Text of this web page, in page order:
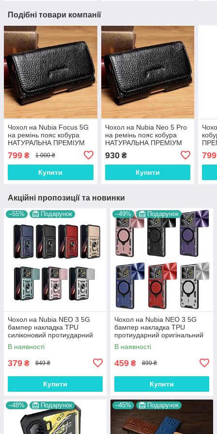
Подібні товари компанії
Чохол на Nubia Focus 5G
на ремінь пояс кобура
НАТУРАЛЬНА ПРЕМІУМ
799 ₴ 1 000 ₴
Купити
Чохол на Nubia Neo 5 Pro
на ремінь пояс кобура
НАТУРАЛЬНА ПРЕМІУМ
930₴
Купити
5 /
799
Акційні пропозиції та новинки
–55% Подарунок
Чохол на Nubia NEO 3 5G
бампер накладка TPU
силіконовий протиударний
оригінальний з підставкою
"ROG-ARMOR"
В наявності
379 ₴ 849 ₴
Купити
–49% Подарунок
Чохол на Nubia NEO 3 5G
бампер накладка TPU
протиударний оригінальний
"SPACE CASE"
В наявності
459 ₴ 899 ₴
Купити
–48% Подарунок –45% Подарунок